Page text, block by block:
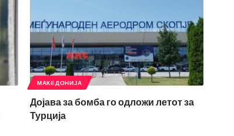
МАКЕДОНИЈА
Дојава за бомба го одложи летот за
Турција